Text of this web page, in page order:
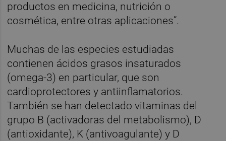
productos en medicina, nutrición o
cosmética, entre otras aplicaciones”.
Muchas de las especies estudiadas
contienen ácidos grasos insaturados
(omega-3) en particular, que son
cardioprotectores y antiinflamatorios.
También se han detectado vitaminas del
grupo B (activadoras del metabolismo), D
(antioxidante), K (antivoagulante) y D